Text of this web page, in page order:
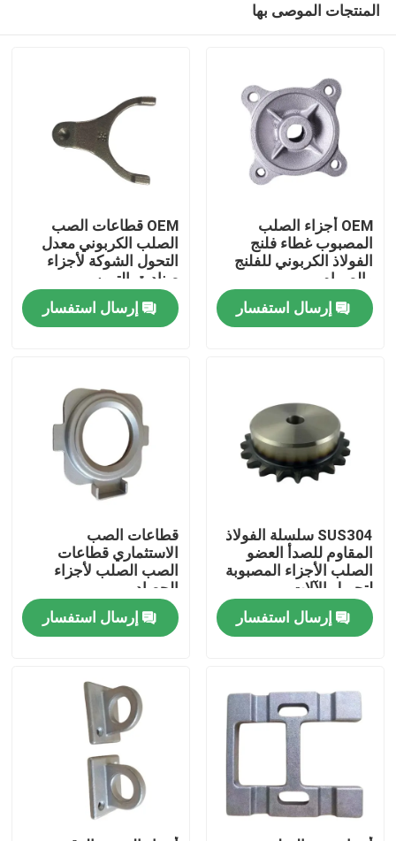
بيت
أشرطة فيديو
جولة في المعمل
رقابة جودة
أخبار
اطلب اقتباس
المنتجات الموصى بها
OEM أجزاء الصلب
المصبوب غطاء فلنج
الفولاذ الكربوني للفلنج
والصمام
إرسال استفسار
OEM قطاعات الصب
الصلب الكربوني معدل
التحول الشوكة لأجزاء
صناديق التروس
للسيارات
إرسال استفسار
SUS304 سلسلة الفولاذ
المقاوم للصدأ العضو
الصلب الأجزاء المصبوبة
لتحويل الآلات
إرسال استفسار
قطاعات الصب
الاستثماري قطاعات
الصب الصلب لأجزاء
الحصاد
إرسال استفسار